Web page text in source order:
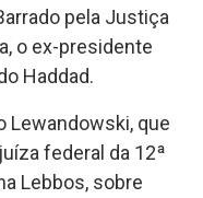
pela Justiça
o ex-presidente
Haddad.
Lewandowski, que
federal da 12ª
Lebbos, sobre